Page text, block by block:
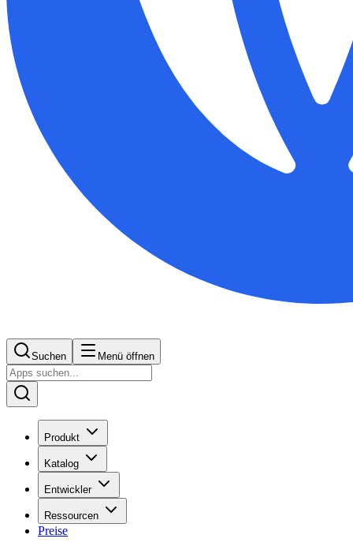
Suchen Menü öffnen
Produkt
Katalog
Entwickler
Ressourcen
Preise